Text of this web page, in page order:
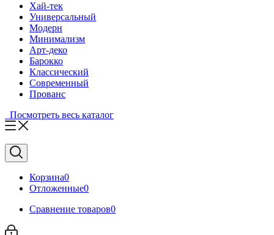
Хай-тек
Универсальный
Модерн
Минимализм
Арт-деко
Барокко
Классический
Современный
Прованс
Посмотреть весь каталог
Корзина0
Отложенные0
Сравнение товаров0